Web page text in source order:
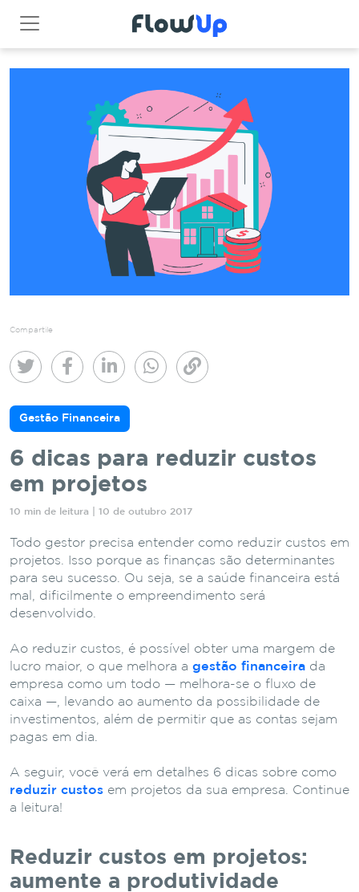
Compartile
Gestão Financeira
6 dicas para reduzir custos
em projetos
10 min de leitura | 10 de outubro 2017
Todo gestor precisa entender como reduzir custos em
projetos. Isso porque as finanças são determinantes
para seu sucesso. Ou seja, se a saúde financeira está
mal, dificilmente o empreendimento será
desenvolvido.
Ao reduzir custos, é possível obter uma margem de
lucro maior, o que melhora a gestão financeira da
empresa como um todo — melhora-se o fluxo de
caixa —, levando ao aumento da possibilidade de
investimentos, além de permitir que as contas sejam
pagas em dia.
A seguir, você verá em detalhes 6 dicas sobre como
reduzir custos em projetos da sua empresa. Continue
a leitura!
Reduzir custos em projetos:
aumente a produtividade